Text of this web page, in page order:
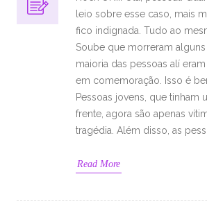
leio sobre esse caso, mais
fico indignada. Tudo ao
Soube que morreram
maioria das pessoas alí
em comemoração. Isso é
Pessoas jovens, que tinham
frente, agora são apenas
tragédia. Além disso, as
Read More